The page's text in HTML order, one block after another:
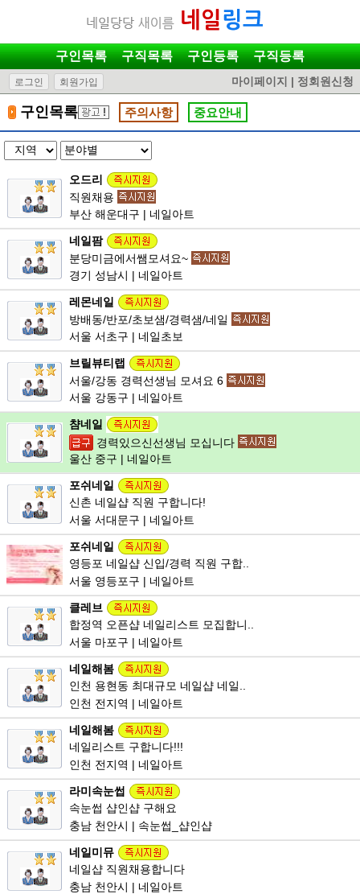
구인목록 구직목록 구인등록 구직등록
로그인 회원가입 마이페이지 | 정회원신청
구인목록 주의사항 중요안내
오드리
직원채용
부산 해운대구 | 네일아트
네일팜
분당미금에서쌤모셔요~
경기 성남시 | 네일아트
레몬네일
방배동/반포/초보샘/경력샘/네일
서울 서초구 | 네일초보
브릴뷰티랩
서울/강동 경력선생님 모셔요 6
서울 강동구 | 네일아트
챰네일
경력있으신선생님 모십니다
울산 중구 | 네일아트
포쉬네일
신촌 네일샵 직원 구합니다!
서울 서대문구 | 네일아트
포쉬네일
영등포 네일샵 신입/경력 직원 구합..
서울 영등포구 | 네일아트
클레브
합정역 오픈샵 네일리스트 모집합니..
서울 마포구 | 네일아트
네일해봄
인천 용현동 최대규모 네일샵 네일..
인천 전지역 | 네일아트
네일해봄
네일리스트 구합니다!!!
인천 전지역 | 네일아트
라미속눈썹
속눈썹 샵인샵 구해요
충남 천안시 | 속눈썹_샵인샵
네일미뮤
네일샵 직원채용합니다
충남 천안시 | 네일아트